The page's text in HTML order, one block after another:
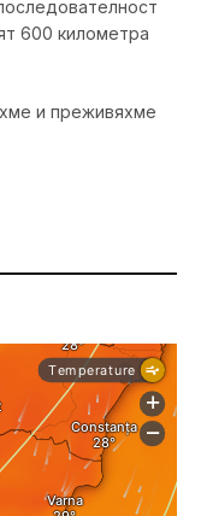
600 километра
и преживяхме